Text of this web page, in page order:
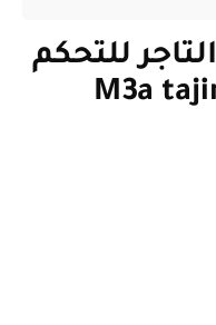
للتحكم